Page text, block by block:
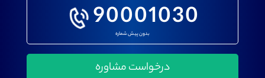
90001030
بدون پیش شماره